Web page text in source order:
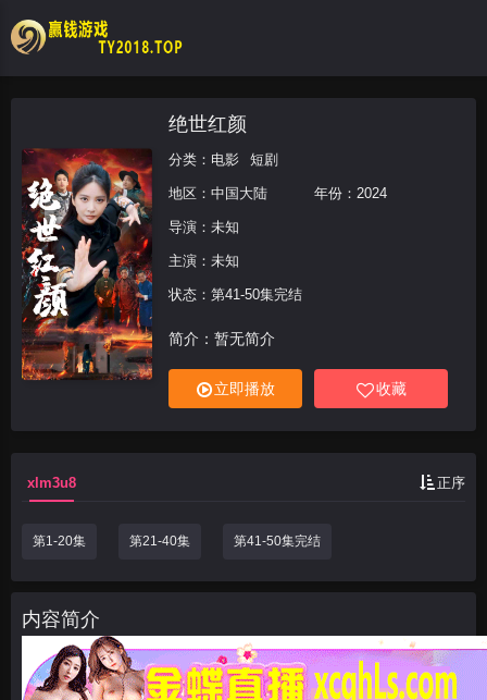
绝世红颜
分类： 电影 短剧
地区： 中国大陆 年份： 2024
导演：未知
主演：未知
状态：第41-50集完结
简介：暂无简介
立即播放 收藏
xlm3u8 正序
第1-20集 第21-40集 第41-50集完结
内容简介